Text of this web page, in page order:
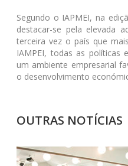
Segundo o IAPMEI, na
destacar-se pela elevada
terceira vez o país que
IAMPEI, todas as políticas
um ambiente empresarial
o desenvolvimento
OUTRAS NOTÍCIAS